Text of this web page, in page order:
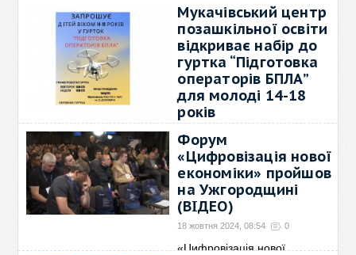
зініціювали проєкт із→
Мукачівський центр
позашкільної освіти
відкриває набір до
гуртка “Підготовка
операторів БПЛА”
для молоді 14-18
років
Це шанс отримати навички
роботи з безпілотними→
Форум
«Цифровізація нової
економіки» пройшов
на Ужгородщині
(ВІДЕО)
18 жовтня 2024, 08:54 0
«Цифровізація нової